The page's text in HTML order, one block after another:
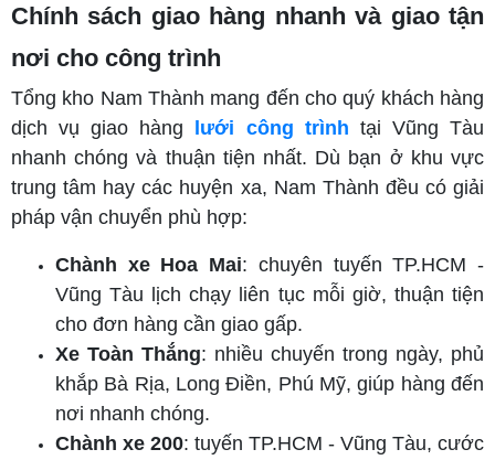
Chính sách giao hàng nhanh và giao tận
nơi cho công trình
Tổng kho Nam Thành mang đến cho quý khách hàng
dịch vụ giao hàng lưới công trình tại Vũng Tàu
nhanh chóng và thuận tiện nhất. Dù bạn ở khu vực
trung tâm hay các huyện xa, Nam Thành đều có giải
pháp vận chuyển phù hợp:
Chành xe Hoa Mai: chuyên tuyến TP.HCM -
Vũng Tàu lịch chạy liên tục mỗi giờ, thuận tiện
cho đơn hàng cần giao gấp.
Xe Toàn Thắng: nhiều chuyến trong ngày, phủ
khắp Bà Rịa, Long Điền, Phú Mỹ, giúp hàng đến
nơi nhanh chóng.
Chành xe 200: tuyến TP.HCM - Vũng Tàu, cước